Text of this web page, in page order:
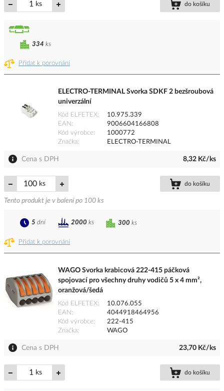
ks do košíku
Přidat k porovnání
334 ks
ELECTRO-TERMINAL Svorka SDKF 2 bezšroubová
univerzální
Kód ELFETEX
10.975.339
EAN
9006604166808
Kód výrobce
1000772
Značka
ELECTRO-TERMINAL
Cena s DPH 8,32 Kč/ks
ks do košíku
Tento produkt je v balení po 100 ks
Přidat k porovnání
300 ks
5 dní 2000 ks
WAGO Svorka krabicová 222-415 páčková
spojovací pro všechny druhy vodičů 5 x 4 mm²,
oranžová/šedá
Kód ELFETEX
10.076.055
EAN
4044918464956
Kód výrobce
222-415
Značka
WAGO
Cena s DPH 23,70 Kč/ks
ks do košíku